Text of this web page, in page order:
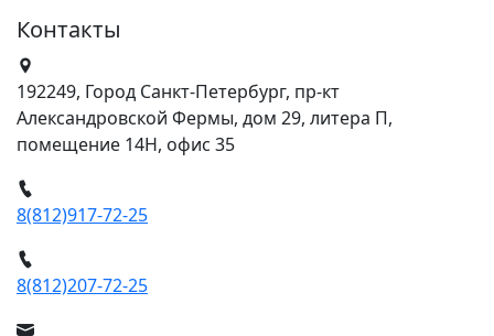
Контакты
192249, Город Санкт-Петербург, пр-кт
Александровской Фермы, дом 29, литера П,
помещение 14Н, офис 35
8(812)917-72-25
8(812)207-72-25